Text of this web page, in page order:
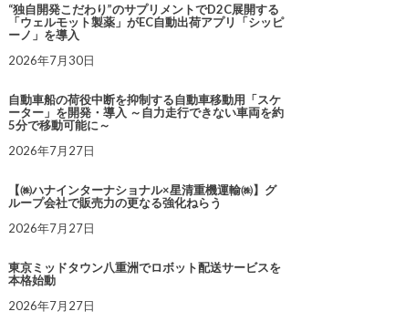
“独自開発こだわり”のサプリメントでD2C展開する
「ウェルモット製薬」がEC自動出荷アプリ「シッピ
ーノ」を導入
2026年7月30日
自動車船の荷役中断を抑制する自動車移動用「スケ
ーター」を開発・導入 ～自力走行できない車両を約
5分で移動可能に～
2026年7月27日
【㈱ハナインターナショナル×星清重機運輸㈱】グ
ループ会社で販売力の更なる強化ねらう
2026年7月27日
東京ミッドタウン八重洲でロボット配送サービスを
本格始動
2026年7月27日